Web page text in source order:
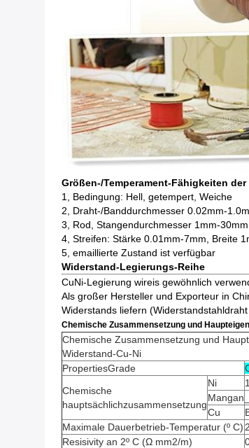
Größen-/Temperament-Fähigkeiten
1, Bedingung: Hell, getempert, Weiche
2, Draht-/Banddurchmesser 0.02mm-
3, Rod, Stangendurchmesser 1mm-30mm
4, Streifen: Stärke 0.01mm-7mm, Breite
5, emaillierte Zustand ist verfügbar
Widerstand-Legierungs-Reihe
CuNi-Legierung wireis gewöhnlich
Als großer Hersteller und Exporteur in
Widerstands liefern
Chemische Zusammensetzung und
Chemische Zusammensetzung und
Widerstand-Cu-Ni
PropertiesGrade
Chemische
hauptsächlichzusammensetzung
Ni 1
Mangan
Cu
Maximale Dauerbetrieb-Temperatur (º C)
Resisivity an 2º C (Ω mm2/m)